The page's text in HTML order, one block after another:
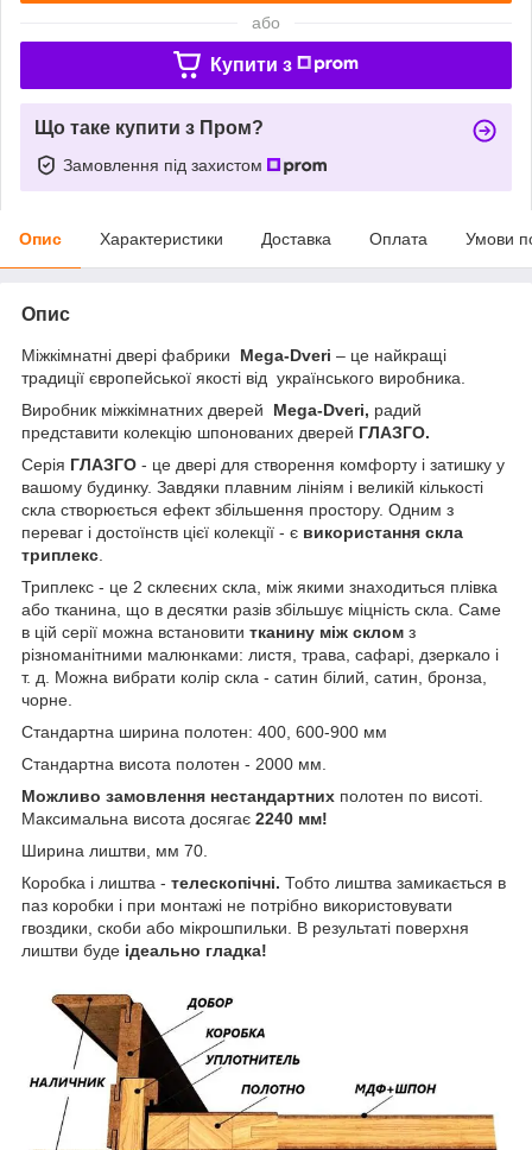
або
Купити з
Що таке купити з Пром?
Замовлення під захистом
Опис Характеристики Доставка Оплата Умови
Опис
Міжкімнатні двері фабрики Mega-Dveri – це найкращі
традиції європейської якості від українського виробника.
Виробник міжкімнатних дверей
Mega-Dveri, радий
представити колекцію шпонованих дверей ГЛАЗГО.
Серія ГЛАЗГО - це двері для створення комфорту і затишку у
вашому будинку. Завдяки плавним лініям і великій кількості
скла створюється ефект збільшення простору. Одним з
переваг і достоїнств цієї колекції - є використання скла
триплекс
Триплекс - це 2 склеєних скла, між якими знаходиться плівка
або тканина, що в десятки разів збільшує міцність скла. Саме
в цій серії можна встановити тканину між склом з
різноманітними малюнками: листя, трава, сафарі, дзеркало і
т. д. Можна вибрати колір скла - сатин білий, сатин, бронза,
чорне.
Стандартна ширина полотен: 400, 600-900 мм
Стандартна висота полотен - 2000 мм.
Можливо замовлення нестандартних полотен по висоті.
Максимальна висота досягає 2240 мм!
Ширина лиштви, мм 70.
Коробка і лиштва - телескопічні. Тобто лиштва замикається в
паз коробки і при монтажі не потрібно використовувати
гвоздики, скоби або мікрошпильки. В результаті поверхня
лиштви буде ідеально гладка!